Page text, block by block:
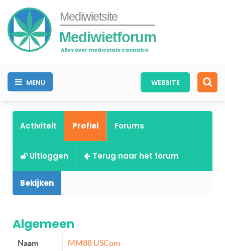
Mediwietsite
Mediwietforum
Alles over medicinale cannabis
MENU WEBSITE
Activiteit Profiel Forums
Uitloggen Terug naar het forum
Bekijken
Algemeen
Naam MM88 USCom